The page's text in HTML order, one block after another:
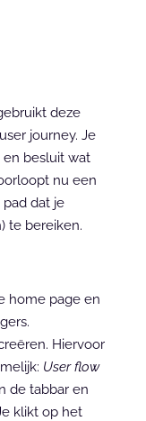
deze
journey. Je
besluit wat
nu een
dat je
te bereiken.
home page en
Hiervoor
User flow
de tabbar en
klikt op het